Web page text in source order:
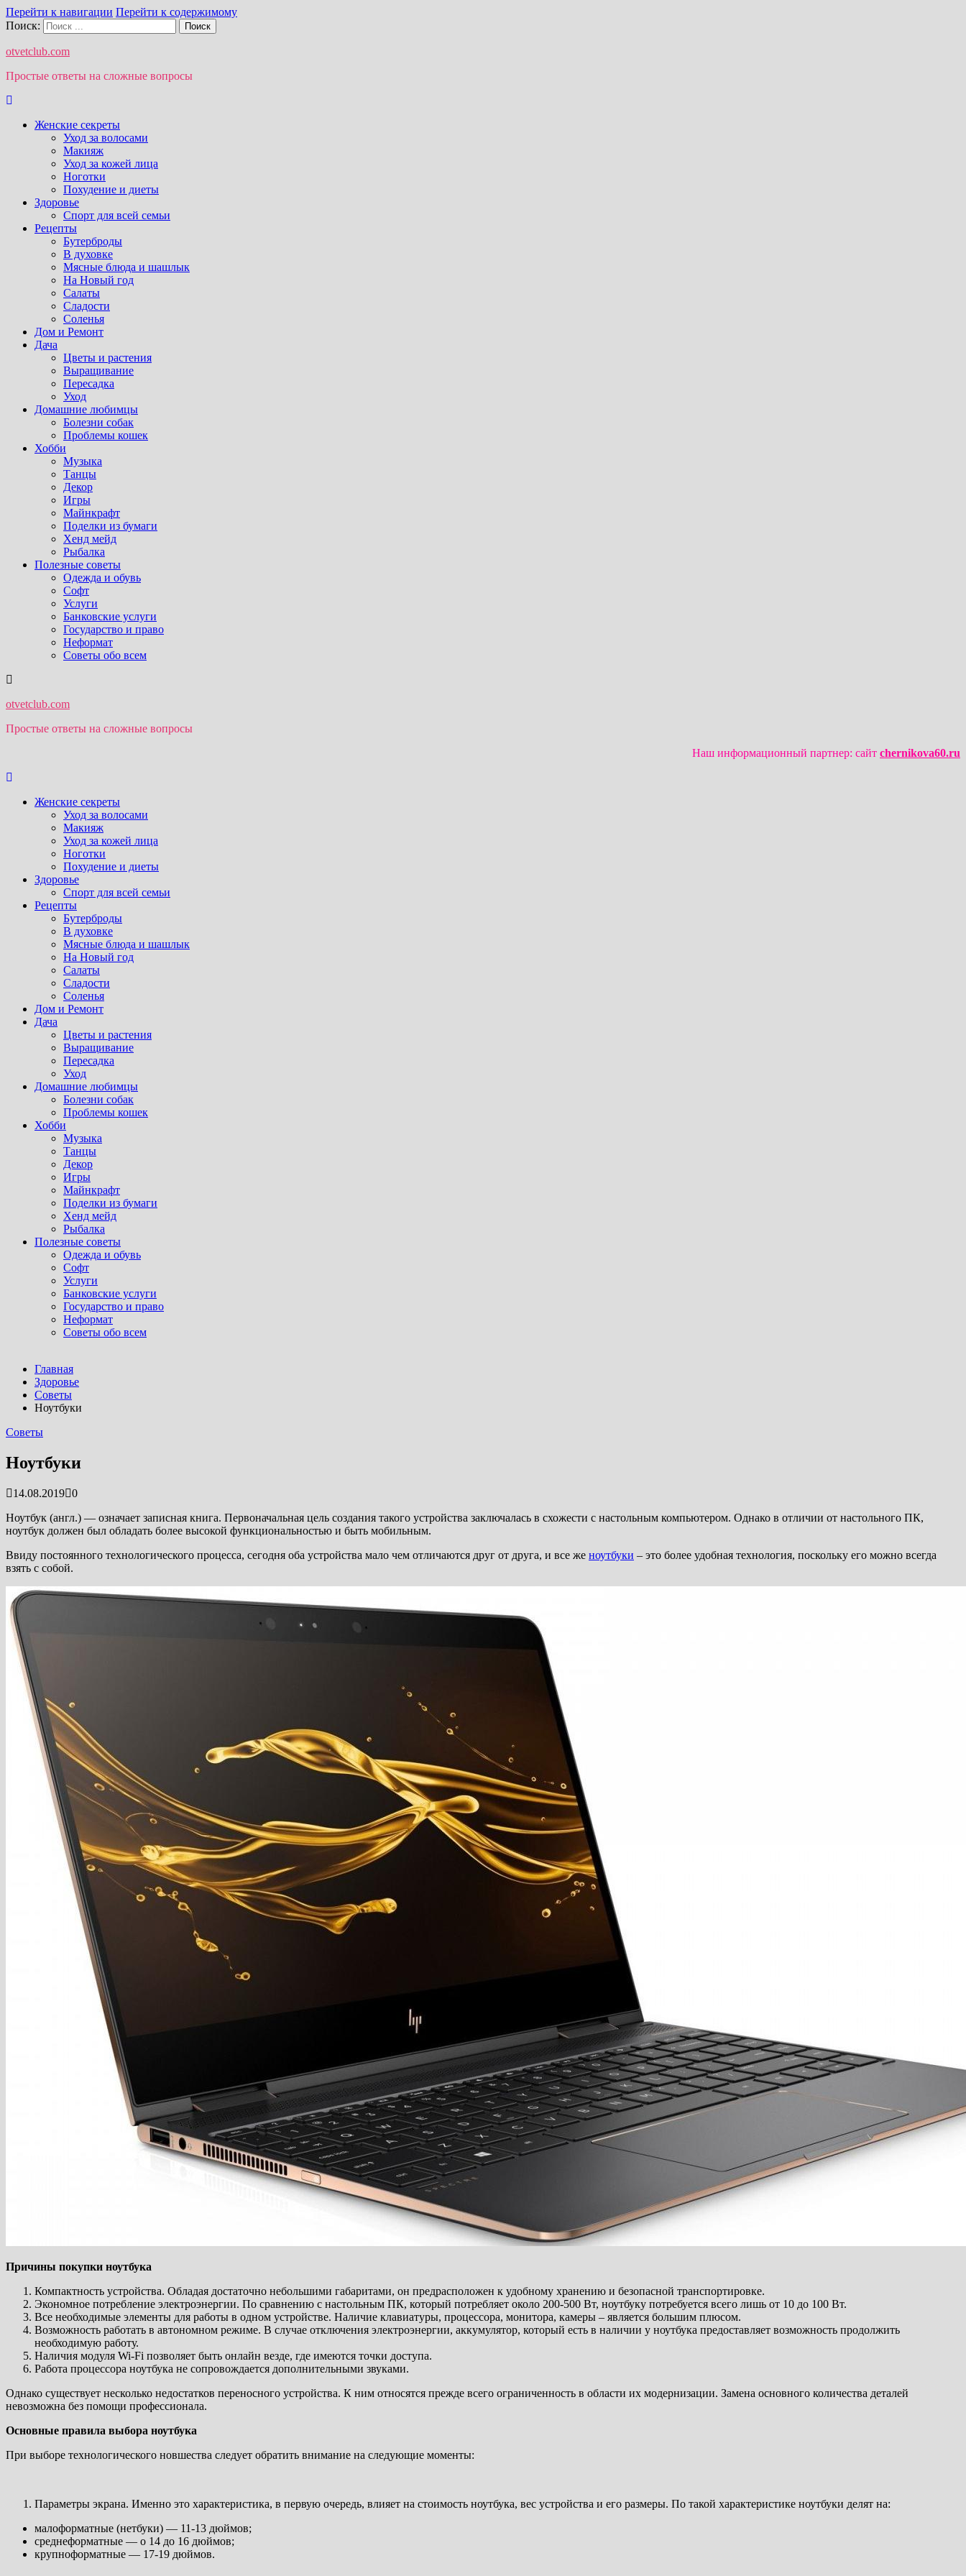
Перейти к навигации Перейти к содержимому
Поиск:
otvetclub.com
Простые ответы на сложные вопросы
Женские секреты
Уход за волосами
Макияж
Уход за кожей лица
Ноготки
Похудение и диеты
Здоровье
Спорт для всей семьи
Рецепты
Бутерброды
В духовке
Мясные блюда и шашлык
На Новый год
Салаты
Сладости
Соленья
Дом и Ремонт
Дача
Цветы и растения
Выращивание
Пересадка
Уход
Домашние любимцы
Болезни собак
Проблемы кошек
Хобби
Музыка
Танцы
Декор
Игры
Майнкрафт
Поделки из бумаги
Хенд мейд
Рыбалка
Полезные советы
Одежда и обувь
Софт
Услуги
Банковские услуги
Государство и право
Неформат
Советы обо всем
otvetclub.com
Простые ответы на сложные вопросы
Наш информационный партнер: сайт chernikova60.ru
Женские секреты
Уход за волосами
Макияж
Уход за кожей лица
Ноготки
Похудение и диеты
Здоровье
Спорт для всей семьи
Рецепты
Бутерброды
В духовке
Мясные блюда и шашлык
На Новый год
Салаты
Сладости
Соленья
Дом и Ремонт
Дача
Цветы и растения
Выращивание
Пересадка
Уход
Домашние любимцы
Болезни собак
Проблемы кошек
Хобби
Музыка
Танцы
Декор
Игры
Майнкрафт
Поделки из бумаги
Хенд мейд
Рыбалка
Полезные советы
Одежда и обувь
Софт
Услуги
Банковские услуги
Государство и право
Неформат
Советы обо всем
Как построили самое высокое здание в мире: о...
Самый выгодный бизнес в мире: кто им действи...
Где отдохнуть летом: идеи и план действий дл...
Погружение в воду: простой путь к тому, чтоб�...
Главная
Здоровье
Советы
Ноутбуки
Советы
Ноутбуки
14.08.2019 0
Ноутбук (англ.) — означает записная книга. Первоначальная цель создания такого устройства заключалась в схожести с настольным компьютером. Однако в отличии от настольного ПК,
ноутбук должен был обладать более высокой функциональностью и быть мобильным.
Ввиду постоянного технологического процесса, сегодня оба устройства мало чем отличаются друг от друга, и все же ноутбуки – это более удобная технология, поскольку его можно всегда
взять с собой.
Причины покупки ноутбука
Компактность устройства. Обладая достаточно небольшими габаритами, он предрасположен к удобному хранению и безопасной транспортировке.
Экономное потребление электроэнергии. По сравнению с настольным ПК, который потребляет около 200-500 Вт, ноутбуку потребуется всего лишь от 10 до 100 Вт.
Все необходимые элементы для работы в одном устройстве. Наличие клавиатуры, процессора, монитора, камеры – является большим плюсом.
Возможность работать в автономном режиме. В случае отключения электроэнергии, аккумулятор, который есть в наличии у ноутбука предоставляет возможность продолжить
необходимую работу.
Наличия модуля Wi-Fi позволяет быть онлайн везде, где имеются точки доступа.
Работа процессора ноутбука не сопровождается дополнительными звуками.
Однако существует несколько недостатков переносного устройства. К ним относятся прежде всего ограниченность в области их модернизации. Замена основного количества деталей
невозможна без помощи профессионала.
Основные правила выбора ноутбука
При выборе технологического новшества следует обратить внимание на следующие моменты:
Параметры экрана. Именно это характеристика, в первую очередь, влияет на стоимость ноутбука, вес устройства и его размеры. По такой характеристике ноутбуки делят на:
малоформатные (нетбуки) — 11-13 дюймов;
среднеформатные — о 14 до 16 дюймов;
крупноформатные — 17-19 дюймов.